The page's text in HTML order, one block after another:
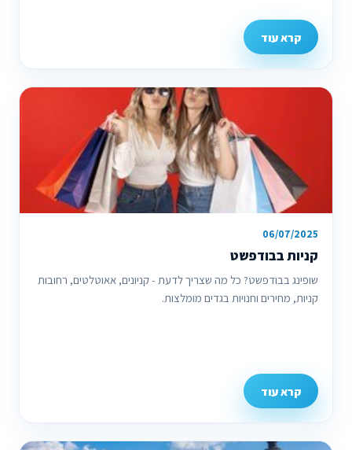
קרא עוד
06/07/2025
קניות בבודפשט
שופינג בבודפשט? כל מה שצריך לדעת - קניונים, אאוטלטים, רחובות
קניות, מחירים וחנויות בגדים מומלצות.
קרא עוד